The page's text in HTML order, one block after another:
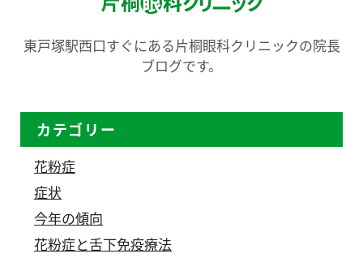
東戸塚駅西口すぐにある片桐眼科クリニックの院長
ブログです。
カテゴリー
花粉症
症状
今年の傾向
花粉症と舌下免疫療法